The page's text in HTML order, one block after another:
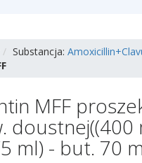
Substancja:
MFF
doustnej((400
ml) - but. 70